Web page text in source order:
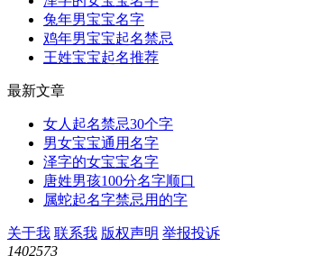
兔年男宝宝名字
鸡年男宝宝起名禁忌
王姓宝宝起名推荐
最新文章
女人起名禁忌30个字
男女宝宝通用名字
泽字的女宝宝名字
唐姓男孩100分名字顺口
属蛇起名字禁忌用的字
关于我 联系我 版权声明 举报投诉
1402573